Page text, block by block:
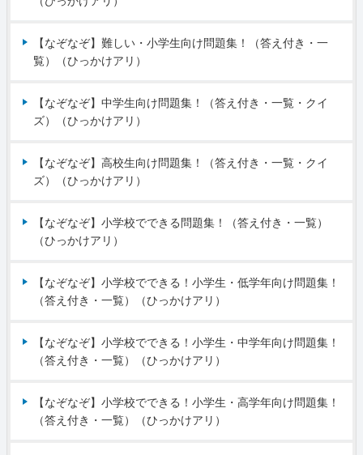
【なぞなぞ】難しい・小学生向け問題集！（答え付き・一
覧）（ひっかけアリ）
【なぞなぞ】中学生向け問題集！（答え付き・一覧・クイ
ズ）（ひっかけアリ）
【なぞなぞ】高校生向け問題集！（答え付き・一覧・クイ
ズ）（ひっかけアリ）
【なぞなぞ】小学校でできる問題集！（答え付き・一覧）
（ひっかけアリ）
【なぞなぞ】小学校でできる！小学生・低学年向け問題集！
（答え付き・一覧）（ひっかけアリ）
【なぞなぞ】小学校でできる！小学生・中学年向け問題集！
（答え付き・一覧）（ひっかけアリ）
【なぞなぞ】小学校でできる！小学生・高学年向け問題集！
（答え付き・一覧）（ひっかけアリ）